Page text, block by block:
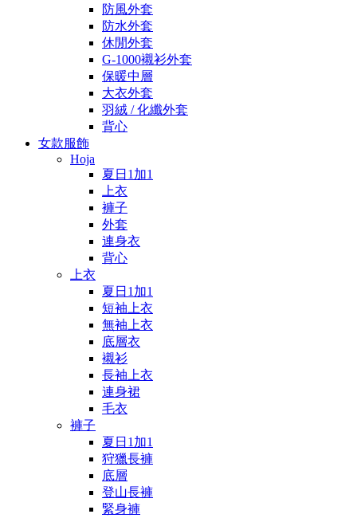
防風外套
防水外套
休閒外套
G-1000襯衫外套
保暖中層
大衣外套
羽絨 / 化纖外套
背心
女款服飾
Hoja
夏日1加1
上衣
褲子
外套
連身衣
背心
上衣
夏日1加1
短袖上衣
無袖上衣
底層衣
襯衫
長袖上衣
連身裙
毛衣
褲子
夏日1加1
狩獵長褲
底層
登山長褲
緊身褲